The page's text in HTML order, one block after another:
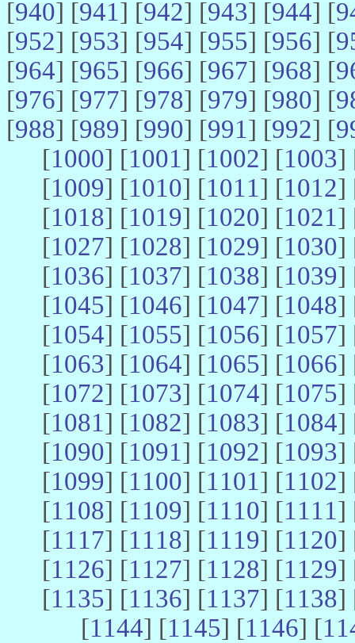
[940] [941] [942] [943] [944] [
[952] [953] [954] [955] [956] [
[964] [965] [966] [967] [968] [
[976] [977] [978] [979] [980] [
[988] [989] [990] [991] [992] [
[1000] [1001] [1002] [1003]
[1009] [1010] [1011] [1012]
[1018] [1019] [1020] [1021]
[1027] [1028] [1029] [1030]
[1036] [1037] [1038] [1039]
[1045] [1046] [1047] [1048]
[1054] [1055] [1056] [1057]
[1063] [1064] [1065] [1066]
[1072] [1073] [1074] [1075]
[1081] [1082] [1083] [1084]
[1090] [1091] [1092] [1093]
[1099] [1100] [1101] [1102]
[1108] [1109] [1110] [1111]
[1117] [1118] [1119] [1120]
[1126] [1127] [1128] [1129]
[1135] [1136] [1137] [1138]
[1144] [1145] [1146] [